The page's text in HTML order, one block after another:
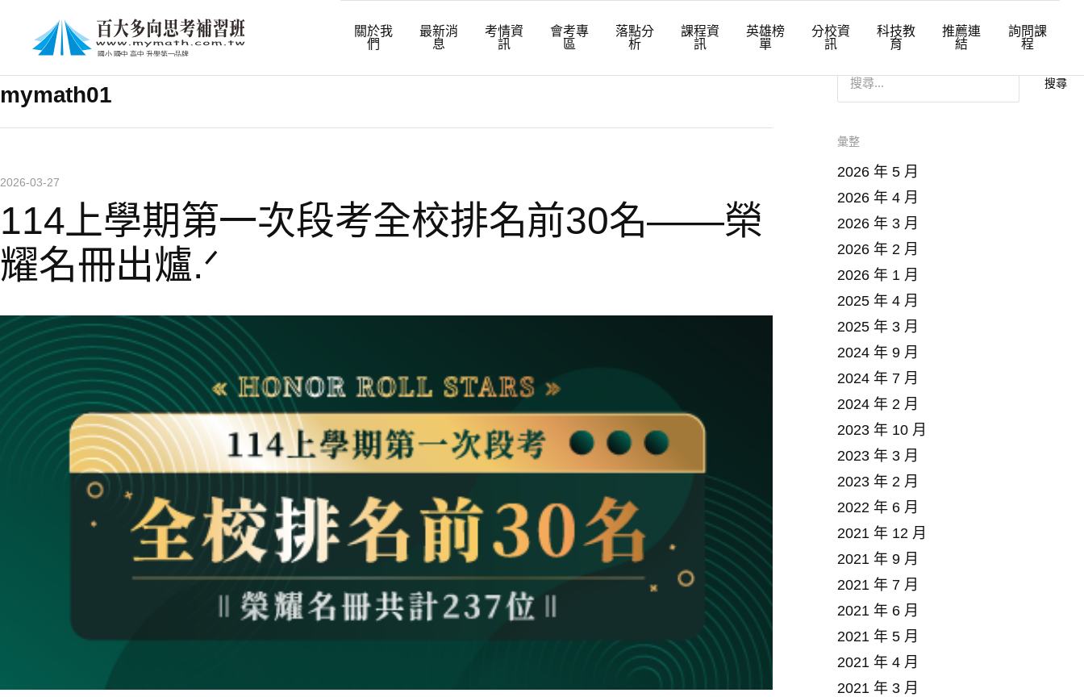
關於我
們
最新消
息
考情資
訊
會考專
區
落點分
析
課程資
訊
英雄榜
單
分校資
訊
科技教
育
推薦連
結
詢問課
程
mymath01
2026-03-27
114上學期第一次段考全校排名前30名——榮
耀名冊出爐.ᐟ
尋
鍵
彙整
2026 年 5 月
2026 年 4 月
2026 年 3 月
2026 年 2 月
2026 年 1 月
2025 年 4 月
2025 年 3 月
2024 年 9 月
2024 年 7 月
2024 年 2 月
2023 年 10 月
2023 年 3 月
2023 年 2 月
2022 年 6 月
2021 年 12 月
2021 年 9 月
2021 年 7 月
2021 年 6 月
2021 年 5 月
2021 年 4 月
2021 年 3 月